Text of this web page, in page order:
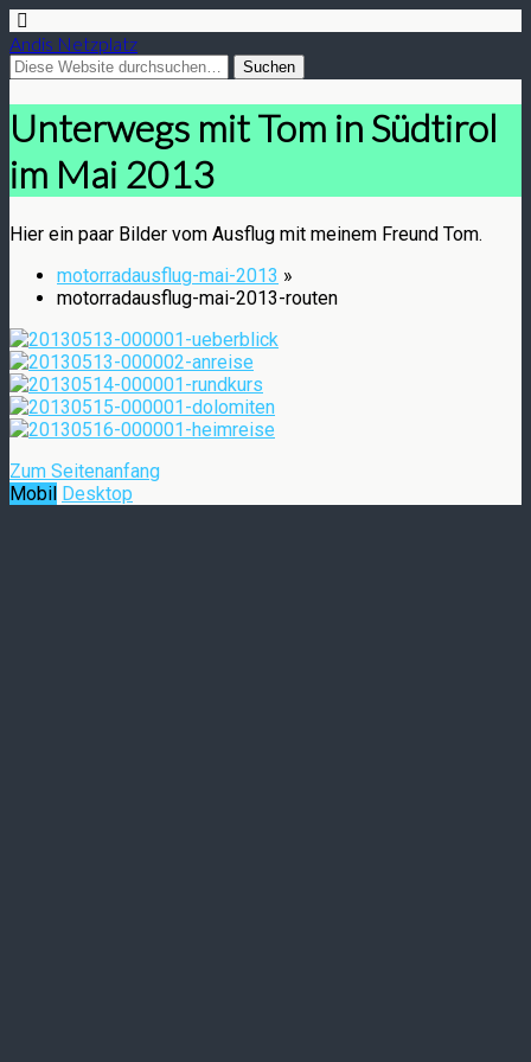
Andis Netzplatz
Unterwegs mit Tom in Südtirol
im Mai 2013
Hier ein paar Bilder vom Ausflug mit meinem Freund Tom.
motorradausflug-mai-2013 »
motorradausflug-mai-2013-routen
Zum Seitenanfang
Mobil Desktop